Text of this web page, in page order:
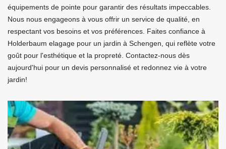
équipements de pointe pour garantir des résultats impeccables.
Nous nous engageons à vous offrir un service de qualité, en
respectant vos besoins et vos préférences. Faites confiance à
Holderbaum elagage pour un jardin à Schengen, qui reflète votre
goût pour l'esthétique et la propreté. Contactez-nous dès
aujourd'hui pour un devis personnalisé et redonnez vie à votre
jardin!